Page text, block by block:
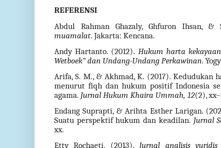
REFERENSI
Abdul Rahman Ghazaly, Ghfuron Ihsan,
muamalat. Jakarta: Kencana.
Andy Hartanto. (2012). Hukum harta
Wetboek” dan Undang-Undang Perkawinan.
Arifa, S. M., & Akhmad, K. (2017). Kedudukan
menurut fiqh dan hukum positif Indonesia
agama. Jurnal Hukum Khaira Ummah, 12(2),
Endang Suprapti, & Arihta Esther Larigan.
Suatu perspektif hukum dan keadilan. Jurnal
xx.
Etty Rochaeti. (2013). Jurnal analisis